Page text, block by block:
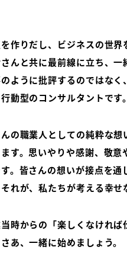
作りだし、ビジネスの世界
んと共に最前線に立ち、一
ように批評するのではな
動型のコンサルタントです。
の職業人としての純粋な想
す。思いやりや感謝、敬
。皆さんの想いが接点を
れが、私たちが考える幸せ
時からの「楽しくなければ
あ、一緒に始めましょう。